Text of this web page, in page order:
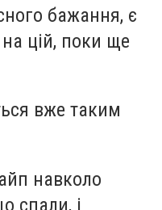
бажання, є
цій, поки ще
вже таким
навколо
спали, і